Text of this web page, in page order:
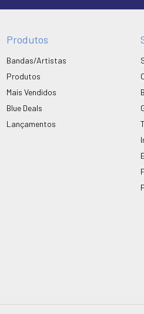
Produtos
Bandas/Artistas
Produtos
Mais Vendidos
Blue Deals
Lançamentos